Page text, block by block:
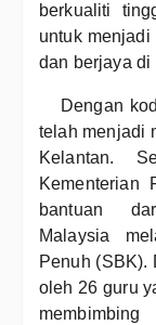
berkualiti
untuk
dan berjaya di
Dengan
telah menjadi
Kelantan.
Kementerian
bantuan
Malaysia
Penuh (SBK).
oleh 26 guru